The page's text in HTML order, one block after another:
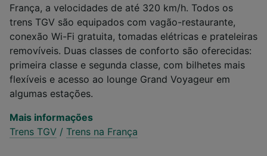
França, a velocidades de até 320 km/h. Todos os
trens TGV são equipados com vagão-restaurante,
conexão Wi-Fi gratuita, tomadas elétricas e prateleiras
removíveis. Duas classes de conforto são oferecidas:
primeira classe e segunda classe, com bilhetes mais
flexíveis e acesso ao lounge Grand Voyageur em
algumas estações.
Mais informações
Trens TGV / Trens na França